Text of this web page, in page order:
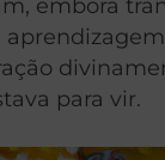
embora
para vir.